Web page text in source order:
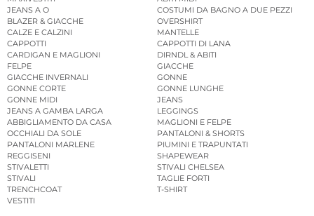
JEANS A O
COSTUMI DA BAGNO A DUE PEZZI
BLAZER & GIACCHE
OVERSHIRT
CALZE E CALZINI
MANTELLE
CAPPOTTI
CAPPOTTI DI LANA
CARDIGAN E MAGLIONI
DIRNDL & ABITI
FELPE
GIACCHE
GIACCHE INVERNALI
GONNE
GONNE CORTE
GONNE LUNGHE
GONNE MIDI
JEANS
JEANS A GAMBA LARGA
LEGGINGS
ABBIGLIAMENTO DA CASA
MAGLIONI E FELPE
OCCHIALI DA SOLE
PANTALONI & SHORTS
PANTALONI MARLENE
PIUMINI E TRAPUNTATI
REGGISENI
SHAPEWEAR
STIVALETTI
STIVALI CHELSEA
STIVALI
TAGLIE FORTI
TRENCHCOAT
T-SHIRT
VESTITI